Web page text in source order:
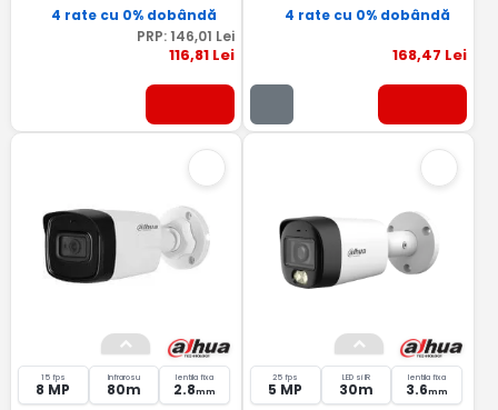
4 rate cu 0% dobândă
PRP: 146,01 Lei
116,81Lei
4 rate cu 0% dobândă
168,47 Lei
15 fps
8 MP
Infrarosu
80m
lentila fixa
2.8mm
25 fps
5 MP
LED si IR
30m
lentila fixa
3.6mm